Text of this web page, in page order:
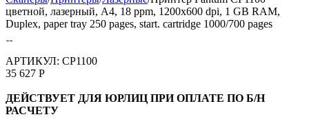
цветной, лазерный, A4, 18 ppm, 1200x600 dpi, 1 GB RAM,
Duplex, paper tray 250 pages, start. cartridge 1000/700 pages
АРТИКУЛ: CP1100
35 627 Р
ДЕЙСТВУЕТ ДЛЯ ЮРЛИЦ ПРИ ОПЛАТЕ ПО Б/Н
РАСЧЕТУ